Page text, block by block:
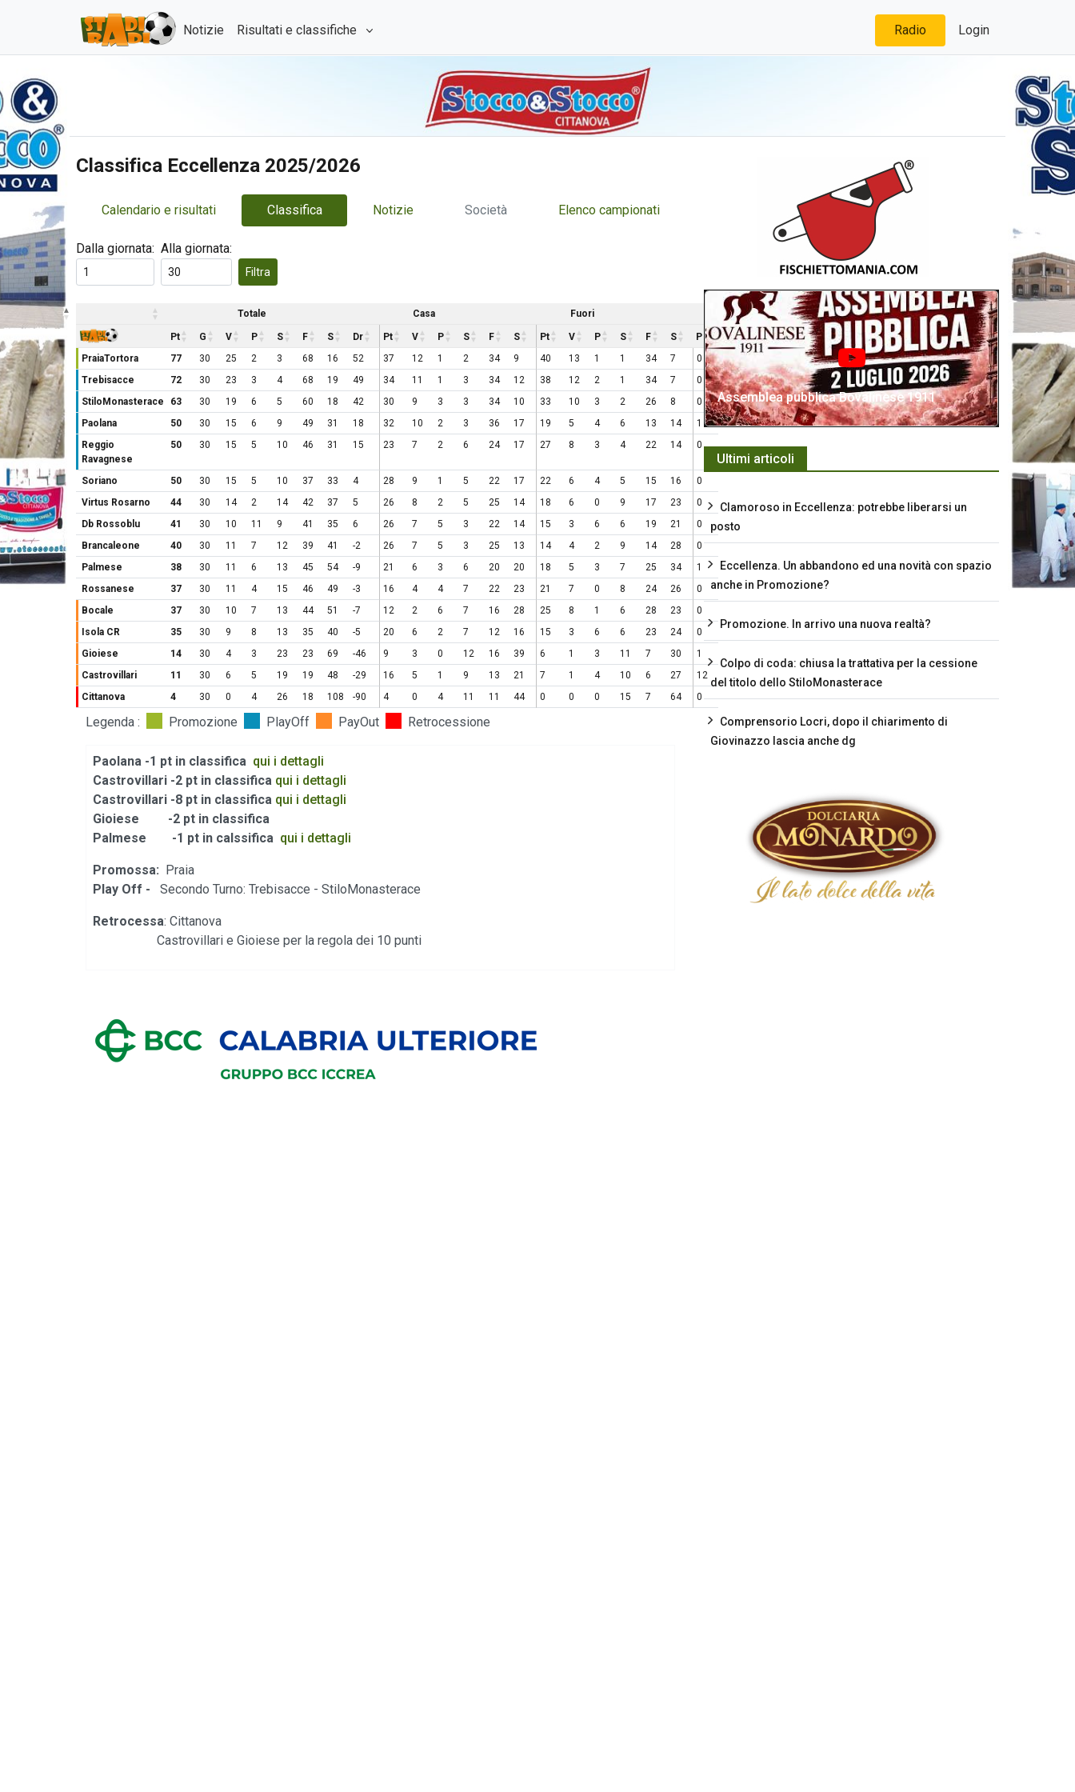
Notizie Risultati e classifiche Radio Login
Classifica Eccellenza 2025/2026
Calendario e risultati Classifica Notizie Società Elenco campionati
Dalla giornata: Alla giornata:
Filtra
Totale Casa Fuori
Pt G V P S F S Dr Pt V P S F S Pt V P S F S
P
PraiaTortora
77 30 25 2 3 68 16 52 37 12 1 2 34 9 40 13 1 1 34 7
0
Trebisacce
72 30 23 3 4 68 19 49 34 11 1 3 34 12 38 12 2 1 34 7
0
StiloMonasterace
63 30 19 6 5 60 18 42 30 9 3 3 34 10 33 10 3 2 26 8
0
Paolana
50 30 15 6 9 49 31 18 32 10 2 3 36 17 19 5 4 6 13 14
1
Reggio
Ravagnese
50 30 15 5 10 46 31 15 23 7 2 6 24 17 27 8 3 4 22 14 0
Soriano 50 30 15 5 10 37 33 4 28 9 1 5 22 17 22 6 4 5 15 16
0
Virtus Rosarno
44 30 14 2 14 42 37 5 26 8 2 5 25 14 18 6 0 9 17 23
0
Db Rossoblu
41 30 10 11 9 41 35 6 26 7 5 3 22 14 15 3 6 6 19 21
0
Brancaleone
40 30 11 7 12 39 41 -2 26 7 5 3 25 13 14 4 2 9 14 28
0
Palmese
38 30 11 6 13 45 54 -9 21 6 3 6 20 20 18 5 3 7 25 34
1
Rossanese
37 30 11 4 15 46 49 -3 16 4 4 7 22 23 21 7 0 8 24 26
0
Bocale
37 30 10 7 13 44 51 -7 12 2 6 7 16 28 25 8 1 6 28 23
0
Isola CR
35 30 9 8 13 35 40 -5 20 6 2 7 12 16 15 3 6 6 23 24
0
Gioiese
14 30 4 3 23 23 69 -46 9 3 0 12 16 39 6 1 3 11 7 30
1
Castrovillari
11 30 6 5 19 19 48 -29 16 5 1 9 13 21 7 1 4 10 6 27
12
Cittanova
4 30 0 4 26 18 108 -90 4 0 4 11 11 44 0 0 0 15 7 64 0
Legenda : Promozione PlayOff PayOut Retrocessione
Paolana -1 pt in classifica qui i dettagli
Castrovillari -2 pt in classifica qui i dettagli
Castrovillari -8 pt in classifica qui i dettagli
Gioiese -2 pt in classifica
Palmese -1 pt in calssifica qui i dettagli
Promossa: Praia
Play Off - Secondo Turno: Trebisacce - StiloMonasterace
Retrocessa: Cittanova
Castrovillari e Gioiese per la regola dei 10 punti
Assemblea pubblica Bovalinese 1911
Ultimi articoli
Clamoroso in Eccellenza: potrebbe liberarsi un
posto
Eccellenza. Un abbandono ed una novità con spazio
anche in Promozione?
Promozione. In arrivo una nuova realtà?
Colpo di coda: chiusa la trattativa per la cessione
del titolo dello StiloMonasterace
Comprensorio Locri, dopo il chiarimento di
Giovinazzo lascia anche dg